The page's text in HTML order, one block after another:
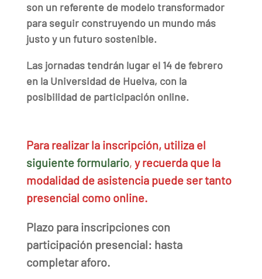
son un referente de modelo transformador
para seguir construyendo un mundo más
justo y un futuro sostenible.
Las jornadas tendrán lugar el 14 de febrero
en la Universidad de Huelva, con la
posibilidad de participación online.
Para realizar la inscripción, utiliza el
siguiente formulario, y recuerda que la
modalidad de asistencia puede ser tanto
presencial como online.
Plazo para inscripciones con
participación presencial: hasta
completar aforo.